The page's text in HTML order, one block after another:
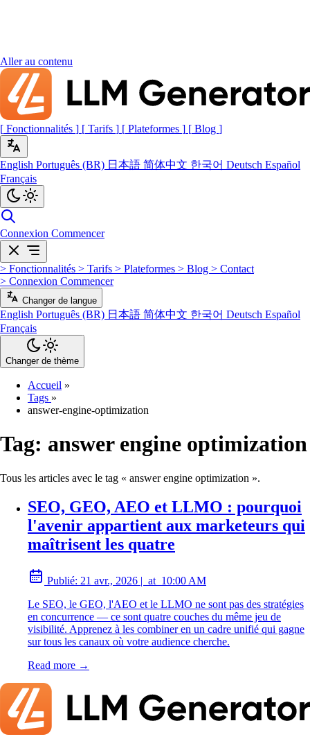
Aller au contenu
[ Fonctionnalités ] [ Tarifs ] [ Plateformes ] [ Blog ]
English Português (BR) 日本語 简体中文 한국어 Deutsch Español
Français
Connexion Commencer
> Fonctionnalités > Tarifs > Plateformes > Blog > Contact
> Connexion Commencer
Changer de langue
English Português (BR) 日本語 简体中文 한국어 Deutsch Español
Français
Changer de thème
Accueil »
Tags »
answer-engine-optimization
Tag: answer engine optimization
Tous les articles avec le tag « answer engine optimization ».
SEO, GEO, AEO et LLMO : pourquoi
l'avenir appartient aux marketeurs qui
maîtrisent les quatre
Publié: 21 avr., 2026 | at 10:00 AM
Le SEO, le GEO, l'AEO et le LLMO ne sont pas des stratégies
en concurrence — ce sont quatre couches du même jeu de
visibilité. Apprenez à les combiner en un cadre unifié qui gagne
sur tous les canaux où votre audience cherche.
Read more →